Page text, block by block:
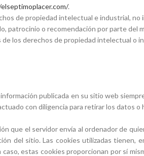
.
de propiedad intelectual e industrial,
patrocinio o recomendación por parte del
los derechos de propiedad intelectual o
publicada en su sitio web
con diligencia para retirar los datos o
que el servidor envía al ordenador de
del sitio. Las cookies utilizadas tienen,
estas cookies proporcionan por sí